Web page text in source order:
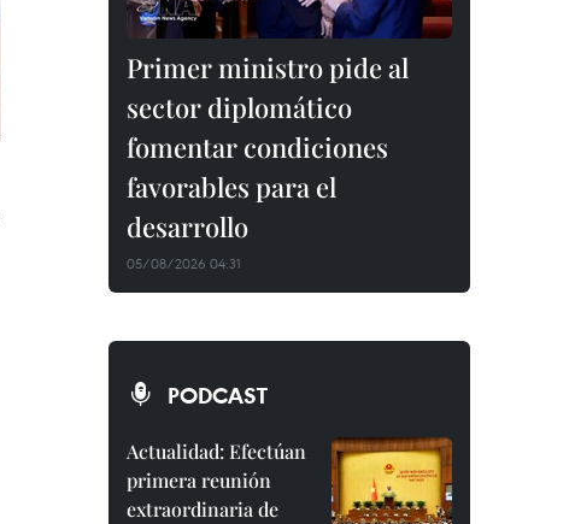
Primer ministro pide al
sector diplomático
fomentar condiciones
favorables para el
desarrollo
05/08/2026 04:31
PODCAST
Actualidad: Efectúan
primera reunión
extraordinaria de